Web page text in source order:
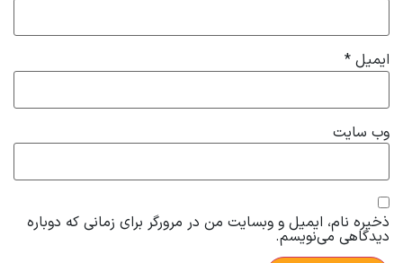
ایمیل *
وب‌ سایت
ذخیره نام، ایمیل و وبسایت من در مرورگر برای زمانی که دوباره
دیدگاهی می‌نویسم.